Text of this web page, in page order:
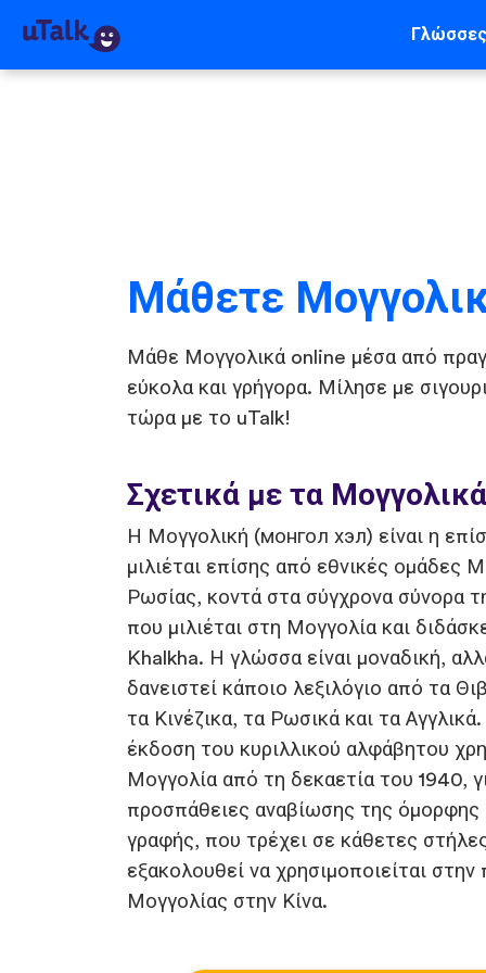
Μάθετε
Μάθε Μογγολικά online μέσα από
εύκολα και γρήγορα. Μίλησε με
τώρα με το uTalk!
Σχετικά με τα Μογγολικά
Η Μογγολική (монгол хэл) είναι η
μιλιέται επίσης από εθνικές ομάδες
Ρωσίας, κοντά στα σύγχρονα σύνορα
που μιλιέται στη Μογγολία και
Khalkha. Η γλώσσα είναι μοναδική,
δανειστεί κάποιο λεξιλόγιο από τα
τα Κινέζικα, τα Ρωσικά και τα
έκδοση του κυριλλικού αλφάβητου
Μογγολία από τη δεκαετία του 1940,
προσπάθειες αναβίωσης της όμορφης
γραφής, που τρέχει σε κάθετες
εξακολουθεί να χρησιμοποιείται
Μογγολίας στην Κίνα.